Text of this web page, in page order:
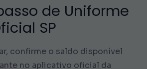
de Uniforme
SP
confirme o saldo disponível
no aplicativo oficial da